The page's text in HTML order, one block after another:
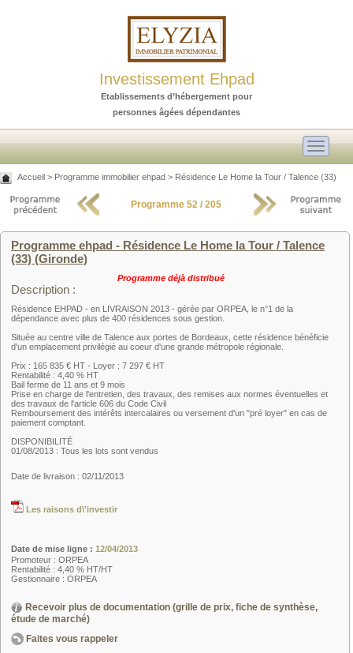
Investissement Ehpad
Etablissements d’hébergement pour
personnes âgées dépendantes
Toggle
Accueil > Programme immobilier ehpad > Résidence Le Home la Tour / Talence (33)
Programme 52 / 205
Programme ehpad - Résidence Le Home la Tour / Talence
(33) (Gironde)
Programme déjà distribué
Description :
Résidence EHPAD - en LIVRAISON 2013 - gérée par ORPEA, le n°1 de la
dépendance avec plus de 400 résidences sous gestion.
Située au centre ville de Talence aux portes de Bordeaux, cette résidence bénéficie
d'un emplacement privilégié au coeur d'une grande métropole régionale.
Prix : 165 835 € HT - Loyer : 7 297 € HT
Rentabilité : 4,40 % HT
Bail ferme de 11 ans et 9 mois
Prise en charge de l'entretien, des travaux, des remises aux normes éventuelles et
des travaux de l'article 606 du Code Civil
Remboursement des intérêts intercalaires ou versement d'un "pré loyer" en cas de
paiement comptant.
DISPONIBILITÉ
01/08/2013 : Tous les lots sont vendus
Date de livraison : 02/11/2013
Les raisons d\'investir
Date de mise ligne : 12/04/2013
Promoteur : ORPEA
Rentabilité : 4,40 % HT/HT
Gestionnaire : ORPEA
Recevoir plus de documentation (grille de prix, fiche de synthèse,
étude de marché)
Faites vous rappeler